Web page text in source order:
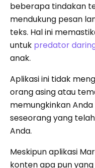
beberapa tindakan
mendukung pesan
teks. Hal ini
untuk predator
anak.
Aplikasi ini tidak
orang asing atau
memungkinkan
seseorang yang
Anda.
Meskipun aplikasi
konten apa pun